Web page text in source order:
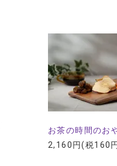
お茶の時間のお
2,160円(税160